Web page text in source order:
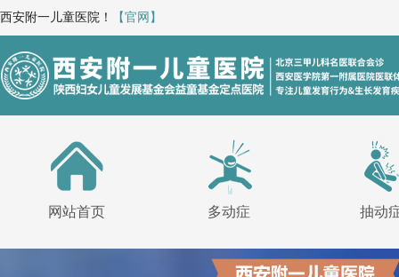
西安附一儿童医院！ 【官网】
网站首页 多动症 抽动